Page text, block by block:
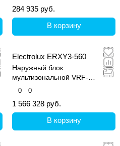
284 935 руб.
В корзину
Electrolux ERXY3-560
Наружный блок
мультизональной VRF-
системы, серия ERXY3
0 0
1 566 328 руб.
В корзину